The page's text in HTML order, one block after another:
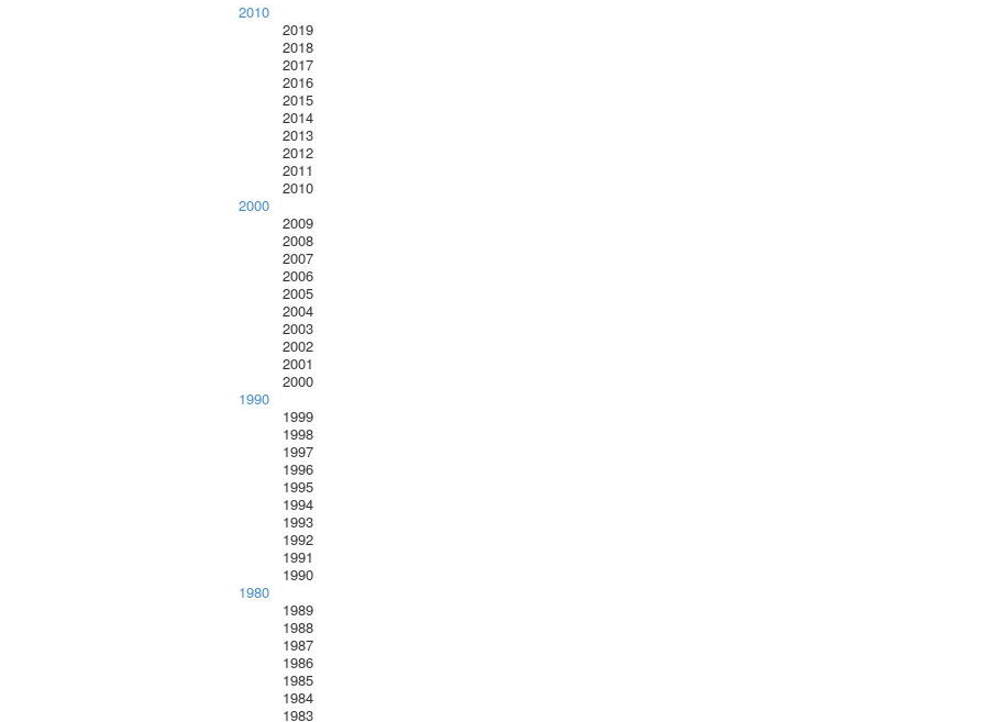
2010
2019
2018
2017
2016
2015
2014
2013
2012
2011
2010
2000
2009
2008
2007
2006
2005
2004
2003
2002
2001
2000
1990
1999
1998
1997
1996
1995
1994
1993
1992
1991
1990
1980
1989
1988
1987
1986
1985
1984
1983